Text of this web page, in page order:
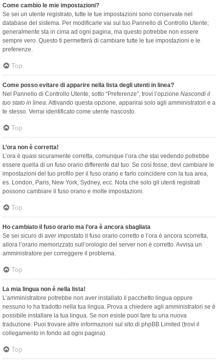
Come cambio le mie impostazioni?
Se sei un utente registrato, tutte le tue impostazioni sono conservate nel
database del sistema. Per modificarle vai sul tuo Pannello di Controllo Utente;
generalmente sta in cima ad ogni pagina, ma questo potrebbe non essere
sempre vero. Questo ti permetterà di cambiare tutte le tue impostazioni e le
preferenze.
Top
Come posso evitare di apparire nella lista degli utenti in linea?
Nel Pannello di Controllo Utente, sotto “Preferenze”, trovi l’opzione Nascondi il
tuo stato in linea. Attivando questa opzione, apparirai solo agli amministratori e a
te stesso. Verrai identificato come utente nascosto.
Top
L’ora non è corretta!
L’ora è quasi sicuramente corretta, comunque l’ora che stai vedendo potrebbe
essere quella di un fuso orario differente dal tuo. Se così fosse, devi cambiare le
impostazioni del tuo profilo per il fuso orario e farlo coincidere con la tua area,
es. London, Paris, New York, Sydney, ecc. Nota che solo gli utenti registrati
possono cambiare il fuso orario e molte impostazioni.
Top
Ho cambiato il fuso orario ma l’ora è ancora sbagliata
Se sei sicuro di aver impostato il fuso orario corretto e l’ora è ancora scorretta,
allora l’orario memorizzato sull’orologio del server non è corretto. Avvisa un
amministratore per correggere il problema.
Top
La mia lingua non è nella lista!
L’amministratore potrebbe non aver installato il pacchetto lingua oppure
nessuno lo ha tradotto nella tua lingua. Prova a chiedere agli amministratori se è
possibile installare la tua lingua. Se non esiste puoi fare tu una nuova
traduzione. Puoi trovare altre informazioni sul sito di phpBB Limited (trovi il
collegamento in fondo ad ogni pagina).
Top